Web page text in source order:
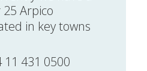
Arpico
in key towns
11 431 0500